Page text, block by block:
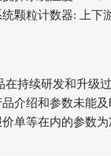
粒计数器: 上下
在持续研发和升级
介绍和参数未能
单等在内的参数为